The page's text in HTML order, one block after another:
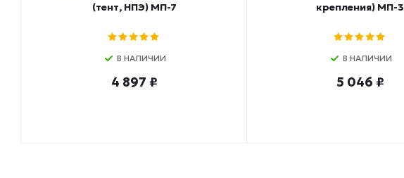
(тент, НПЭ) МП-7
В НАЛИЧИИ
4 897 ₽
крепления) МП-3
В НАЛИЧИИ
5 046 ₽